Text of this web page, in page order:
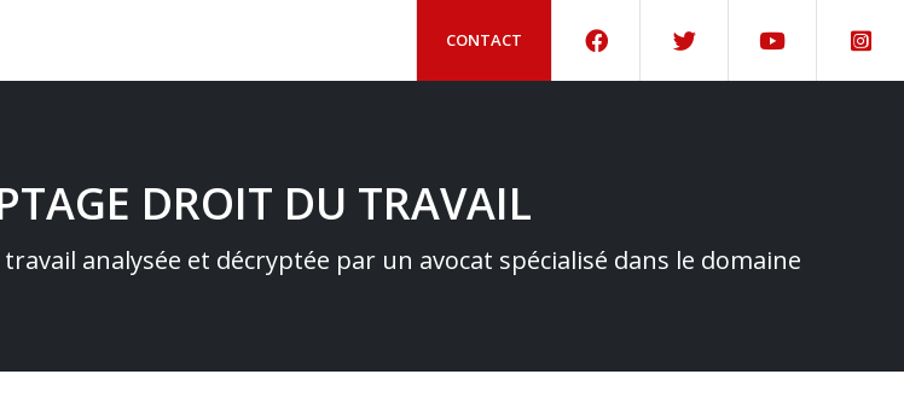
CONTACT
DROIT DU TRAVAIL
analysée et décryptée par un avocat spécialisé dans le domaine